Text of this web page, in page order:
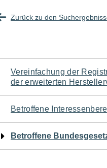
Zurück zu den
Navigation
Vereinfachung der
der erweiterten
Betroffene
Betroffene